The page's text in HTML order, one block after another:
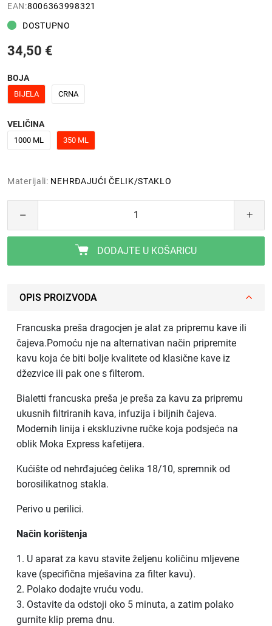
EAN:8006363998321
DOSTUPNO
34,50 €
BOJA
BIJELA CRNA
VELIČINA
1000 ML 350 ML
Materijali: NEHRĐAJUĆI ČELIK/STAKLO
DODAJTE U KOŠARICU
OPIS PROIZVODA
Francuska preša dragocjen je alat za pripremu kave ili
čajeva.Pomoću nje na alternativan način pripremite
kavu koja će biti bolje kvalitete od klasične kave iz
džezvice ili pak one s filterom.
Bialetti francuska preša je preša za kavu za pripremu
ukusnih filtriranih kava, infuzija i biljnih čajeva.
Modernih linija i ekskluzivne ručke koja podsjeća na
oblik Moka Express kafetijera.
Kućište od nehrđajućeg čelika 18/10, spremnik od
borosilikatnog stakla.
Perivo u perilici.
Način korištenja
1. U aparat za kavu stavite željenu količinu mljevene
kave (specifična mješavina za filter kavu).
2. Polako dodajte vruću vodu.
3. Ostavite da odstoji oko 5 minuta, a zatim polako
gurnite klip prema dnu.